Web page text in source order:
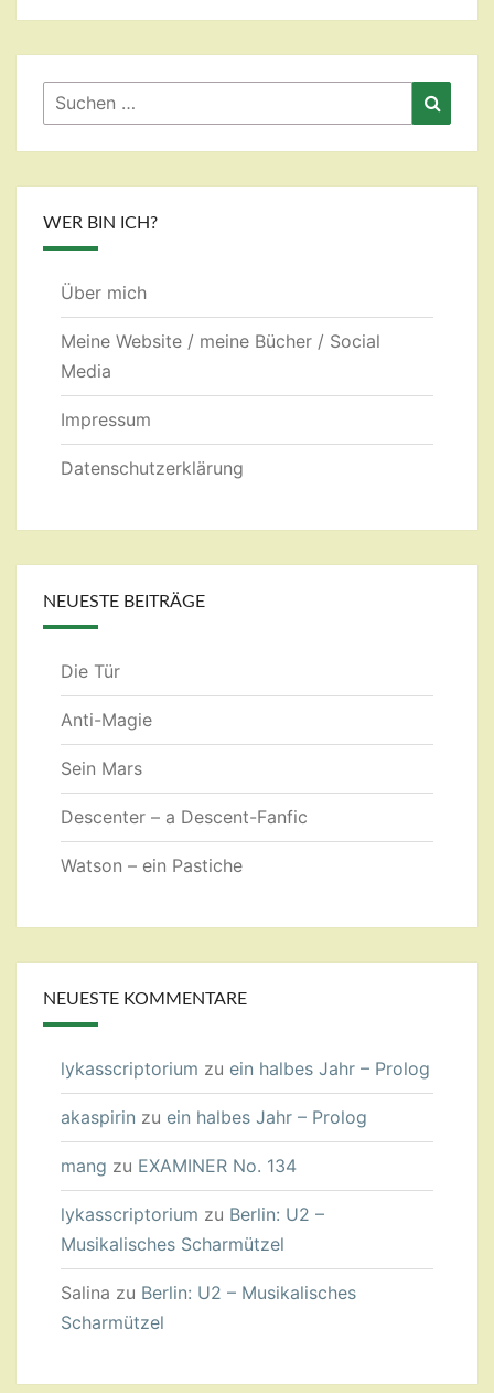
Suchen
nach:
WER BIN ICH?
Über mich
Meine Website / meine Bücher / Social
Media
Impressum
Datenschutzerklärung
NEUESTE BEITRÄGE
Die Tür
Anti-Magie
Sein Mars
Descenter – a Descent-Fanfic
Watson – ein Pastiche
NEUESTE KOMMENTARE
lykasscriptorium zu ein halbes Jahr – Prolog
akaspirin zu ein halbes Jahr – Prolog
mang zu EXAMINER No. 134
lykasscriptorium zu Berlin: U2 –
Musikalisches Scharmützel
Salina zu Berlin: U2 – Musikalisches
Scharmützel